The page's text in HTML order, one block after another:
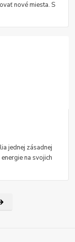
nové miesta. S
jednej zásadnej
na svojich